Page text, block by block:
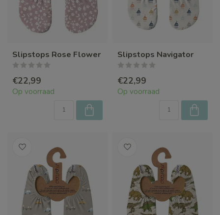
Slipstops Rose Flower
€22,99
Op voorraad
Slipstops Navigator
€22,99
Op voorraad